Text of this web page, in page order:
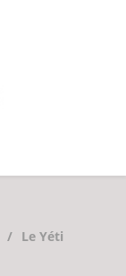
Le Yéti